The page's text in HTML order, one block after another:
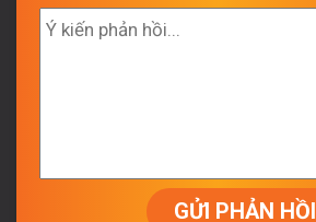
GỬI PHẢN HỒI